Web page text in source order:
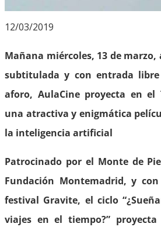
12/03/2019
Mañana miércoles, 13 de marzo,
subtitulada y con entrada
aforo, AulaCine proyecta en el
una atractiva y enigmática
la inteligencia artificial
Patrocinado por el Monte de
Fundación Montemadrid, y
festival Gravite, el ciclo
viajes en el tiempo?”